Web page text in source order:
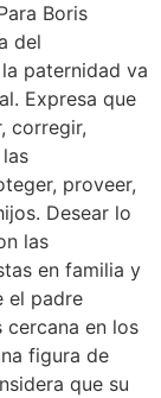
Boris
del
paternidad va
Expresa que
corregir,
proveer,
Desear lo
las
en familia y
el padre
en los
figura de
que su